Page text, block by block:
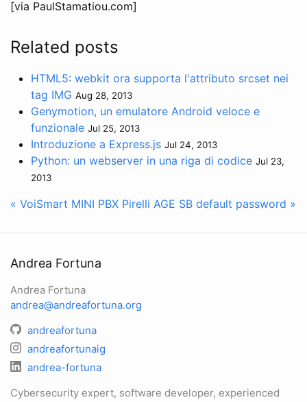
[via PaulStamatiou.com]
Related posts
HTML5: webkit ora supporta l'attributo srcset nei
tag IMG Aug 28, 2013
Genymotion, un emulatore Android veloce e
funzionale Jul 25, 2013
Introduzione a Express.js Jul 24, 2013
Python: un webserver in una riga di codice Jul 23,
2013
« VoiSmart MINI PBX Pirelli AGE SB default password »
Andrea Fortuna
Andrea Fortuna
andrea@andreafortuna.org
andreafortuna
andreafortunaig
andrea-fortuna
Cybersecurity expert, software developer, experienced